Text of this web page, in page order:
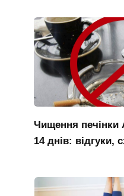
Чищення печінки
14 днів: відгуки,